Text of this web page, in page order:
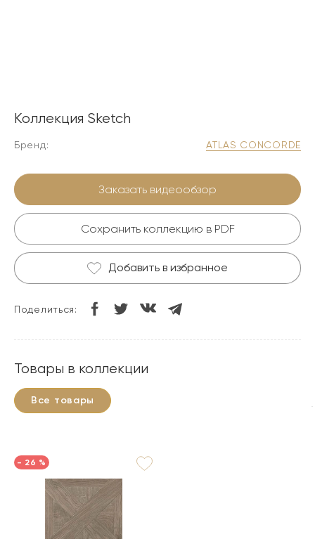
Коллекция Sketch
Бренд: ATLAS CONCORDE
Заказать видеообзор
Сохранить коллекцию в PDF
Добавить в избранное
Поделиться:
Товары в коллекции
Все товары
- 26 %